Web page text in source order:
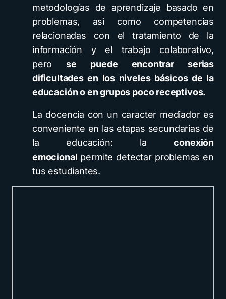
metodologías de aprendizaje basado en
problemas, así como competencias
relacionadas con el tratamiento de la
información y el trabajo colaborativo,
perose puede encontrar serias
dificultades en los niveles básicos de la
educación o en grupos poco receptivos.
La docencia con un caracter mediador es
conveniente en las etapas secundarias de
la educación: laconexión
emocional permite detectar problemas en
tus estudiantes.